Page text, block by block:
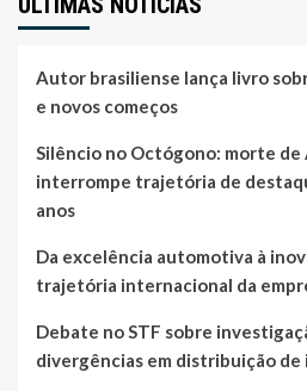
Autor brasiliense lança livro
e novos começos
Silêncio no Octógono: morte de
interrompe trajetória de
anos
Da excelência automotiva à
trajetória internacional da
Debate no STF sobre
divergências em distribuição